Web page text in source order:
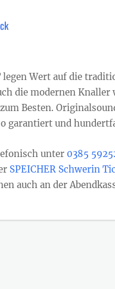
legen Wert auf die
die modernen
Besten.
garantiert und
unter 0385
SPEICHER Schwerin
auch an der